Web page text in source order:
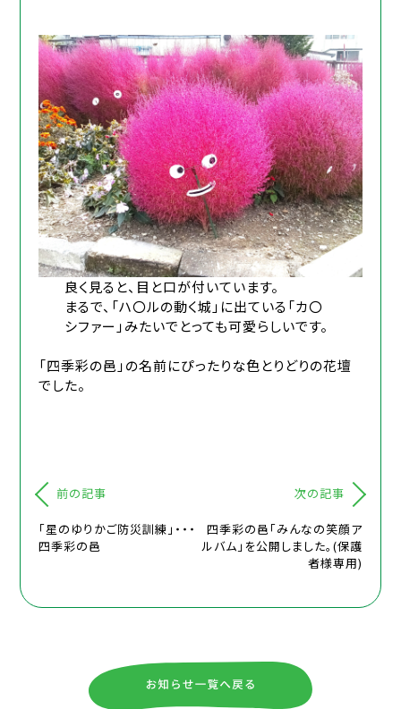
良く見ると、目と口が付いています。
まるで、「ハ〇ルの動く城」に出ている「カ〇
シファー」みたいでとっても可愛らしいです。
「四季彩の邑」の名前にぴったりな色とりどりの花壇
でした。
前の記事
「星のゆりかご防災訓練」・・・
四季彩の邑
次の記事
四季彩の邑「みんなの笑顔ア
ルバム」を公開しました。(保護
者様専用)